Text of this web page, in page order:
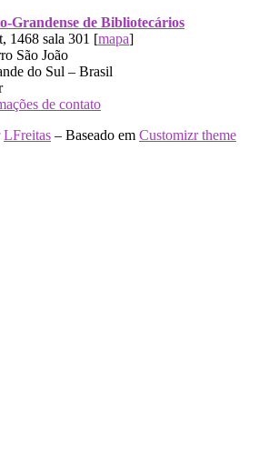
Grandense de Bibliotecários
1468 sala 301 [mapa]
São João
do Sul – Brasil
de contato
LFreitas – Baseado em Customizr theme